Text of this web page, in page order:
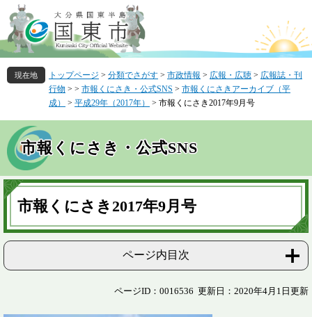
ー
ジ
の
先
頭
ニ
ュ
ー
を
飛
本
文
トップページ > 分類でさがす > 市政情報 > 広報・広聴 > 広報誌・刊
行物 > > 市報くにさき・公式SNS > 市報くにさきアーカイブ（平
成）
> 平成29年（2017年） > 市報くにさき2017年9月号
市報くにさき・公式SNS
本
文
市報くにさき2017年9月号
ページ内目次
ページID：0016536 更新日：2020年4月1日更新